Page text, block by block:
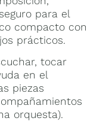
para el
compacto con
prácticos.
tocar
en el
piezas
orquesta).